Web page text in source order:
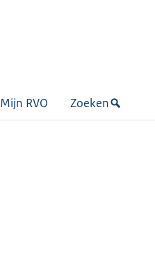
Mijn RVO Zoeken